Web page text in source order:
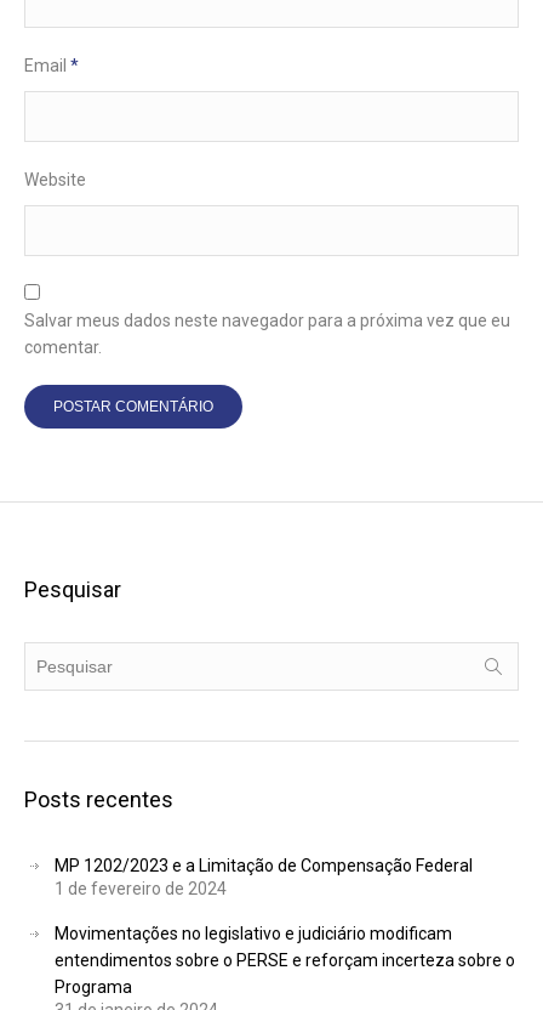
Email *
Website
Salvar meus dados neste navegador para a próxima vez que eu
comentar.
Pesquisar
Posts recentes
MP 1202/2023 e a Limitação de Compensação Federal
1 de fevereiro de 2024
Movimentações no legislativo e judiciário modificam
entendimentos sobre o PERSE e reforçam incerteza sobre o
Programa